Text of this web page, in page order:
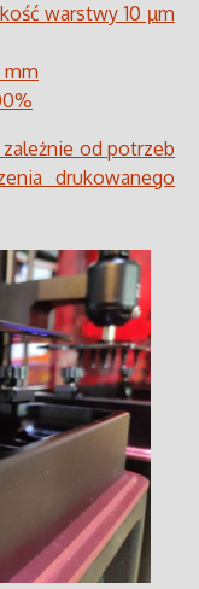
warstwy 10 µm
mm
od potrzeb
drukowanego